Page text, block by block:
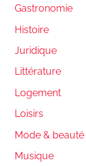
Gastronomie
Histoire
Juridique
Littérature
Logement
Loisirs
Mode & beauté
Musique